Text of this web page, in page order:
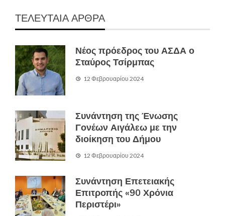
ΤΕΛΕΥΤΑΙΑ ΑΡΘΡΑ
Νέος πρόεδρος του ΑΣΔΑ ο
Σταύρος Τσίρμπας
12 Φεβρουαρίου 2024
Συνάντηση της Ένωσης
Γονέων Αιγάλεω με την
διοίκηση του Δήμου
12 Φεβρουαρίου 2024
Συνάντηση Επετειακής
Επιτροπής «90 Χρόνια
Περιστέρι»